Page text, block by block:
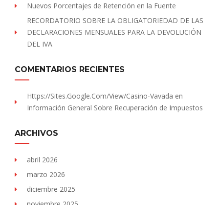
Nuevos Porcentajes de Retención en la Fuente
RECORDATORIO SOBRE LA OBLIGATORIEDAD DE LAS
DECLARACIONES MENSUALES PARA LA DEVOLUCIÓN
DEL IVA
COMENTARIOS RECIENTES
Https://sites.Google.com/view/Casino-Vavada en
Información General Sobre Recuperación de Impuestos
ARCHIVOS
abril 2026
marzo 2026
diciembre 2025